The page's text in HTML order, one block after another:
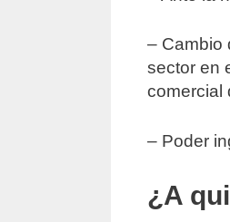
– Cambio
sector en
comercial
– Poder
¿A